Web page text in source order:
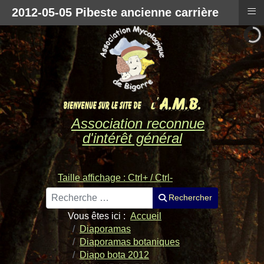
Association reconnue
d'intérêt général
Taille affichage : Ctrl+ / Ctrl-
Rechercher
Rechercher
Vous êtes ici : Accueil
Diaporamas
Diaporamas botaniques
Diapo bota 2012
2012-05-05 Pibeste ancienne carrière ≡